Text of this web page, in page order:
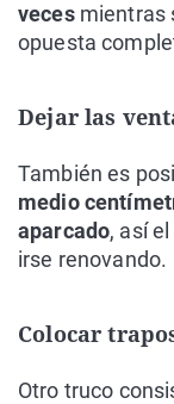
veces mientras
opuesta
Dejar las
También es
medio
aparcado, así
irse renovando.
Colocar
Otro truco